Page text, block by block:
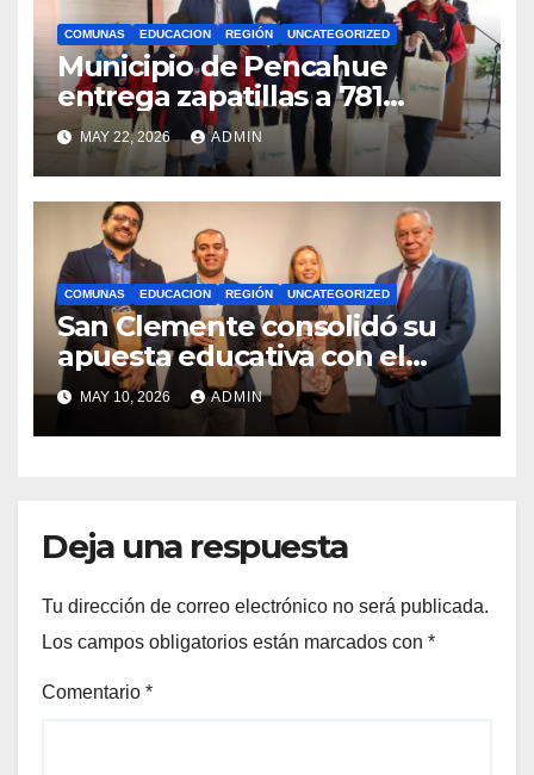
COMUNAS EDUCACION REGIÓN UNCATEGORIZED
Municipio de Pencahue
entrega zapatillas a 781
estudiantes con recursos del
Royalty Minero
MAY 22, 2026 ADMIN
COMUNAS EDUCACION REGIÓN UNCATEGORIZED
San Clemente consolidó su
apuesta educativa con el
lanzamiento del
Preuniversitario Brotes 2026
MAY 10, 2026 ADMIN
Deja una respuesta
Tu dirección de correo electrónico no será publicada.
Los campos obligatorios están marcados con *
Comentario *